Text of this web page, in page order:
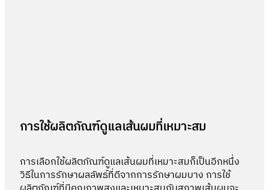
การใช้ผลิตภัณฑ์ดูแลเส้นผมที่เหมาะสม
การเลือกใช้ผลิตภัณฑ์ดูแลเส้นผมที่เหมาะสมก็เป็นอีกหนึ่ง
วิธีในการรักษาผลลัพธ์ที่ดีจากการรักษาผมบาง การใช้